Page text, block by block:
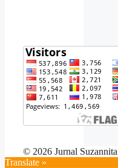
© 2026 Jurnal Suzannita
Translate »